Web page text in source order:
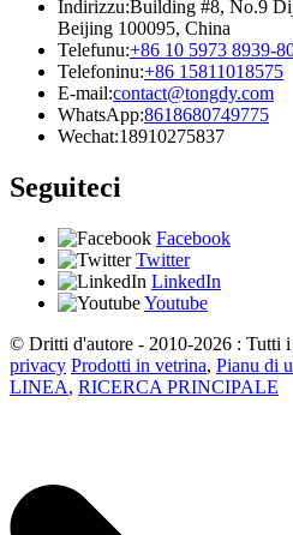
Indirizzu:Building #8, No.9
Beijing 100095, China
Telefunu:+86 10 5973 8939-
Telefoninu:+86 15811018575
E-mail:contact@tongdy.com
WhatsApp:8618680749775
Wechat:18910275837
Seguiteci
Facebook
Twitter
LinkedIn
Youtube
© Dritti d'autore - 2010-2026 : Tutti
privacy Prodotti in vetrina, Pianu di
LINEA, RICERCA PRINCIPALE